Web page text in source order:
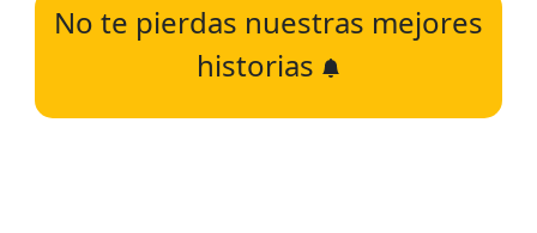
No te pierdas nuestras mejores
historias